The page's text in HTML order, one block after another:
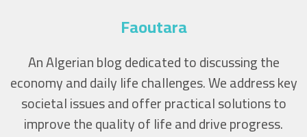
Faoutara
An Algerian blog dedicated to discussing the
economy and daily life challenges. We address key
societal issues and offer practical solutions to
improve the quality of life and drive progress.